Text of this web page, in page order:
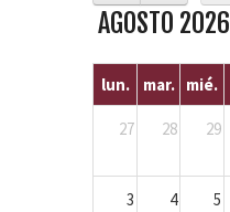
AGOSTO 2026
lun. mar. mié.
27 28 29
3 4 5